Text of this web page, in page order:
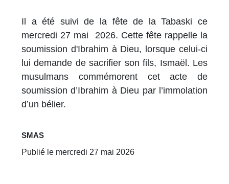
Il a été suivi de la fête de la Tabaski ce
mercredi 27 mai 2026. Cette fête rappelle la
soumission d'Ibrahim à Dieu, lorsque celui-ci
lui demande de sacrifier son fils, Ismaël. Les
musulmans commémorent cet acte de
soumission d’Ibrahim à Dieu par l’immolation
d’un bélier.
SMAS
Publié le mercredi 27 mai 2026